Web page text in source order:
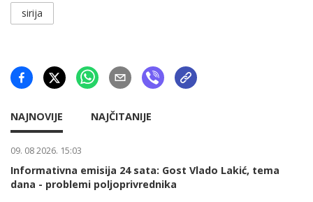
sirija
NAJNOVIJE NAJČITANIJE
09. 08 2026. 15:03
Informativna emisija 24 sata: Gost Vlado Lakić, tema
dana - problemi poljoprivrednika